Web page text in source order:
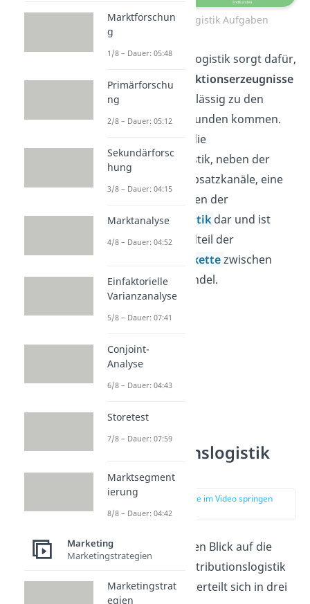
Distibutionslogistik Aufgaben
Die Distributionslogistik sorgt dafür,
dass deineProduktionserzeugnisse
schnell und zuverlässig zu den
nachfragenden Kunden kommen.
Außerdem stellt die
Distributionslogistik, neben der
Festlegung der Absatzkanäle, eine
der Hauptaufgaben der
Distributionspolitik dar und ist
zentraler Bestandteil der
Wertschöpfungskettezwischen
Industrie und Handel.
Distributionslogistik
Aufgaben
zur Stelle im Video springen
(01:04)
Lass uns jetzt einen Blick auf die
Aufgaben
der Distributionslogistik
werfen. Diese unterteilt sich in drei
Marktforschun
g
1/8 – Dauer: 05:48
Primärforschu
ng
2/8 – Dauer: 05:12
Sekundärforsc
hung
3/8 – Dauer: 04:15
Marktanalyse
4/8 – Dauer: 04:52
Einfaktorielle
Varianzanalyse
5/8 – Dauer: 07:41
Conjoint-
Analyse
6/8 – Dauer: 04:43
Storetest
7/8 – Dauer: 07:59
Marktsegment
ierung
8/8 – Dauer: 04:42
Marketing
Marketingstrategien
Marketingstrat
egien